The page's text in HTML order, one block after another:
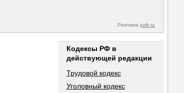
Реклама jurik.ru
Кодексы РФ в
действующей редакции
Трудовой кодекс
Уголовный кодекс